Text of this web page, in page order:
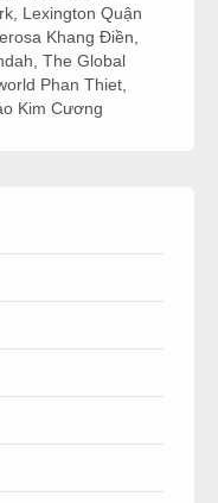
Lexington Quận
Khang Điền
The Global
Phan Thiet
Kim Cương